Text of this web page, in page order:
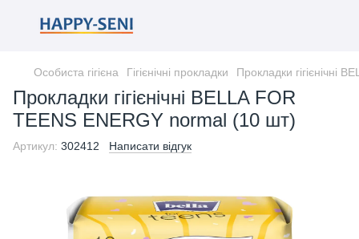
Особиста гігієна Гігієнічні прокладки Прокладки гігієнічні
Прокладки гігієнічні BELLA FOR
TEENS ENERGY normal (10 шт)
Артикул: 302412 Написати відгук